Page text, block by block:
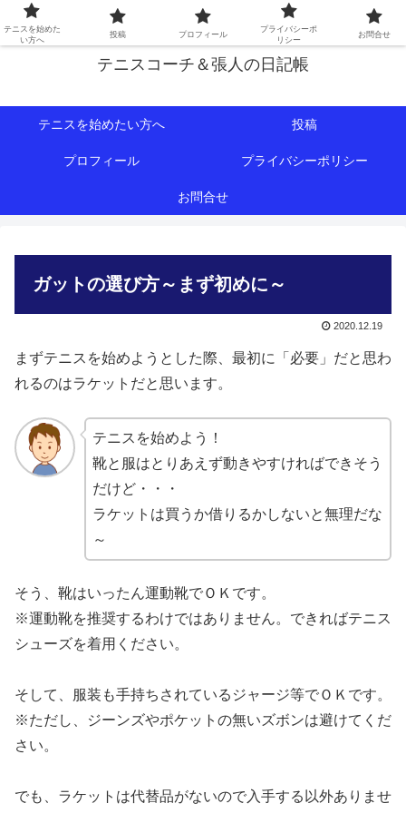
初心者∼中級者向けの情報を中心にテニスライフをサポート！
テニスコーチ＆張人の日記帳
テニスを始めたい方へ 投稿
プロフィール プライバシーポリシー
お問合せ
ガットの選び方～まず初めに～
2020.12.19
まずテニスを始めようとした際、最初に「必要」だと思わ
れるのはラケットだと思います。
テニスを始めよう！
靴と服はとりあえず動きやすければできそう
だけど・・・
ラケットは買うか借りるかしないと無理だな
～
そう、靴はいったん運動靴でＯＫです。
※運動靴を推奨するわけではありません。できればテニス
シューズを着用ください。
そして、服装も手持ちされているジャージ等でＯＫです。
※ただし、ジーンズやポケットの無いズボンは避けてくだ
さい。
でも、ラケットは代替品がないので入手する以外ありませ
テニスを始めた
い方へ
投稿 プロフィール
プライバシーポ
リシー
お問合せ